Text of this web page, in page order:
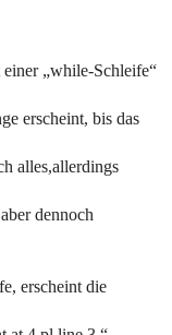
„while-Schleife“
erscheint, bis das
alles,allerdings
dennoch
erscheint die